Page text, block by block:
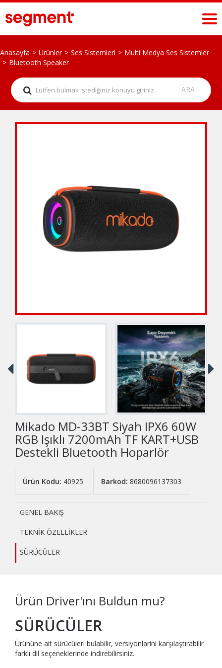
Anasayfa Ürünler Ses Sistemleri
Multi Medya Ses Sistemler
Bluetooth Speaker
Mikado MD-33BT Siyah IPX6 60W
RGB Işıklı 7200mAh TF KART+USB
Destekli Bluetooth Hoparlör
Ürün Kodu: 40925 Barkod: 8680096137303
GENEL BAKIŞ
TEKNİK ÖZELLİKLER
SÜRÜCÜLER
Ürün Driver'ını Buldun mu?
SÜRÜCÜLER
Ürününe ait sürücüleri bulabilir, versiyonlarini karşılaştırabilir
farklı dil seçeneklerinde indirebilirsiniz..